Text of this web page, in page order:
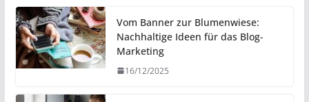
Vom Banner zur Blumenwiese:
Nachhaltige Ideen für das Blog-
Marketing
16/12/2025